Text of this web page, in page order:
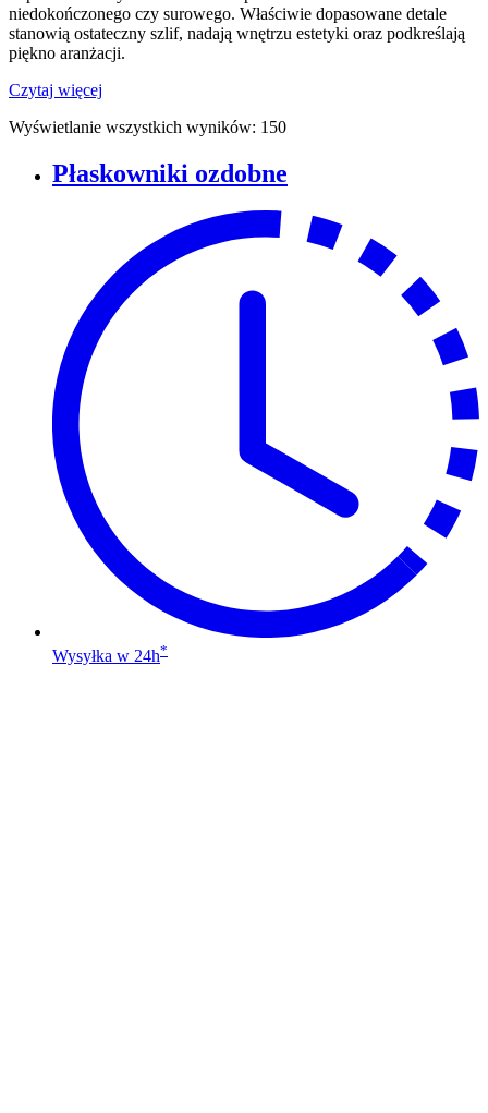
niedokończonego czy surowego. Właściwie dopasowane detale
stanowią ostateczny szlif, nadają wnętrzu estetyki oraz podkreślają
piękno aranżacji.
Czytaj więcej
Wyświetlanie wszystkich wyników: 150
Płaskowniki ozdobne
Wysyłka w 24h*